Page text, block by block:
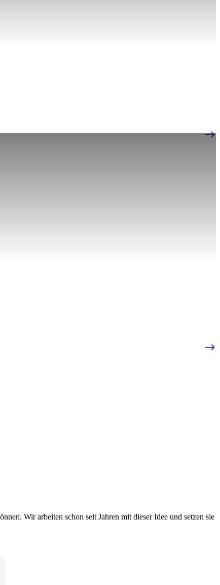
Wir arbeiten schon seit Jahren mit dieser Idee und setzen sie